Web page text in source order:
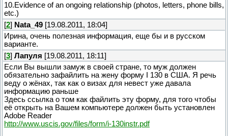
10.Evidence of an ongoing relationship (photos, letters, phone bills,
etc.)
[2] Nata_49 [19.08.2011, 18:04]
Ирина, очень полезная информация, еще бы и в русском
варианте.
[3] Лапуля [19.08.2011, 18:11]
Если Вы вышли замуж в своей стране, то муж должен
обязательно зафайлить на жену форму I 130 в США. Я речь
веду о жёнах, так как о визах для невест уже давала
информацию раньше
Здесь ссылка о том как файлить эту форму, для того чтобы
её открыть на Вашем компьютере должен быть установлен
Adobe Reader
http://www.uscis.gov/files/form/i-130instr.pdf